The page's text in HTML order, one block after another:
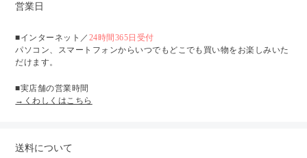
営業日
■インターネット／ 24時間365日受付
パソコン、スマートフォンからいつでもどこでも買い物をお楽しみいた
だけます。
■実店舗の営業時間
→くわしくはこちら
送料について